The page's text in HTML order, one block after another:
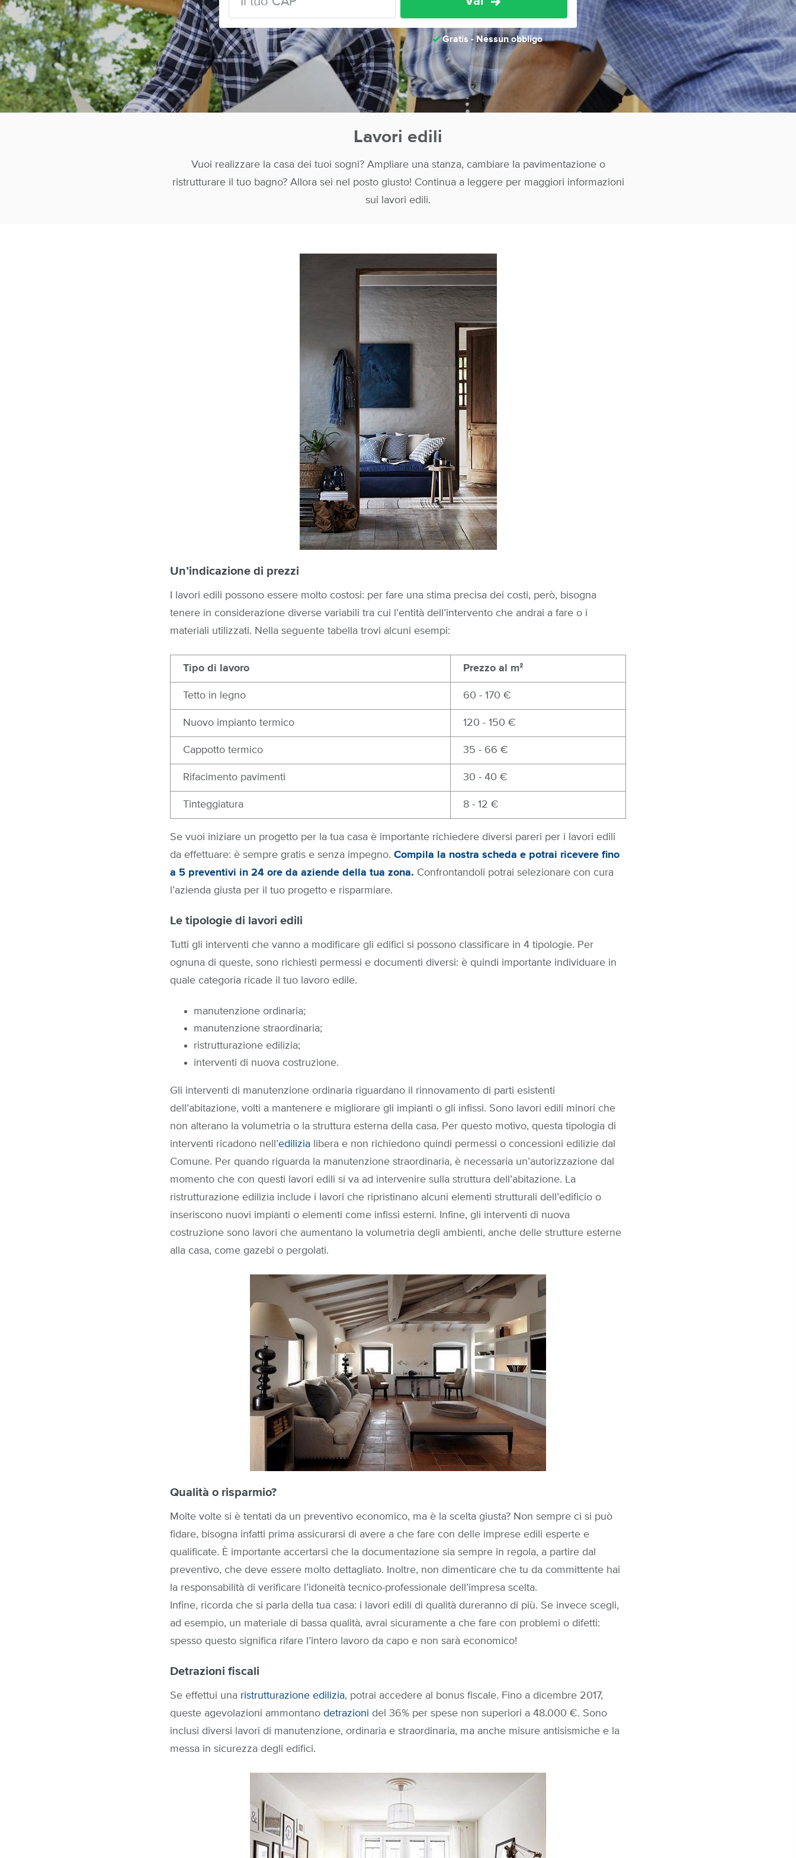
Gratis - Nessun obbligo
Lavori edili
Vuoi realizzare la casa dei tuoi sogni? Ampliare una stanza, cambiare la pavimentazione o
ristrutturare il tuo bagno? Allora sei nel posto giusto! Continua a leggere per maggiori informazioni
sui lavori edili.
Un’indicazione di prezzi
I lavori edili possono essere molto costosi: per fare una stima precisa dei costi, però, bisogna
tenere in considerazione diverse variabili tra cui l’entità dell’intervento che andrai a fare o i
materiali utilizzati. Nella seguente tabella trovi alcuni esempi:
Tipo di lavoro Prezzo al mᒾ
Tetto in legno 60 - 170 €
Nuovo impianto termico 120 - 150 €
Cappotto termico 35 - 66 €
Rifacimento pavimenti 30 - 40 €
Tinteggiatura 8 - 12 €
Se vuoi iniziare un progetto per la tua casa è importante richiedere diversi pareri per i lavori edili
da effettuare: è sempre gratis e senza impegno. Compila la nostra scheda e potrai ricevere fino
a 5 preventivi in 24 ore da aziende della tua zona. Confrontandoli potrai selezionare con cura
l’azienda giusta per il tuo progetto e risparmiare.
Le tipologie di lavori edili
Tutti gli interventi che vanno a modificare gli edifici si possono classificare in 4 tipologie. Per
ognuna di queste, sono richiesti permessi e documenti diversi: è quindi importante individuare in
quale categoria ricade il tuo lavoro edile.
manutenzione ordinaria;
manutenzione straordinaria;
ristrutturazione edilizia;
interventi di nuova costruzione.
Gli interventi di manutenzione ordinaria riguardano il rinnovamento di parti esistenti
dell’abitazione, volti a mantenere e migliorare gli impianti o gli infissi. Sono lavori edili minori che
non alterano la volumetria o la struttura esterna della casa. Per questo motivo, questa tipologia di
interventi ricadono nell’edilizia libera e non richiedono quindi permessi o concessioni edilizie dal
Comune. Per quando riguarda la manutenzione straordinaria, è necessaria un’autorizzazione dal
momento che con questi lavori edili si va ad intervenire sulla struttura dell’abitazione. La
ristrutturazione edilizia include i lavori che ripristinano alcuni elementi strutturali dell’edificio o
inseriscono nuovi impianti o elementi come infissi esterni. Infine, gli interventi di nuova
costruzione sono lavori che aumentano la volumetria degli ambienti, anche delle strutture esterne
alla casa, come gazebi o pergolati.
Qualità o risparmio?
Molte volte si è tentati da un preventivo economico, ma è la scelta giusta? Non sempre ci si può
fidare, bisogna infatti prima assicurarsi di avere a che fare con delle imprese edili esperte e
qualificate. È importante accertarsi che la documentazione sia sempre in regola, a partire dal
preventivo, che deve essere molto dettagliato. Inoltre, non dimenticare che tu da committente hai
la responsabilità di verificare l’idoneità tecnico-professionale dell’impresa scelta.
Infine, ricorda che si parla della tua casa: i lavori edili di qualità dureranno di più. Se invece scegli,
ad esempio, un materiale di bassa qualità, avrai sicuramente a che fare con problemi o difetti:
spesso questo significa rifare l’intero lavoro da capo e non sarà economico!
Detrazioni fiscali
Se effettui una ristrutturazione edilizia, potrai accedere al bonus fiscale. Fino a dicembre 2017,
queste agevolazioni ammontano detrazioni del 36% per spese non superiori a 48.000 €. Sono
inclusi diversi lavori di manutenzione, ordinaria e straordinaria, ma anche misure antisismiche e la
messa in sicurezza degli edifici.